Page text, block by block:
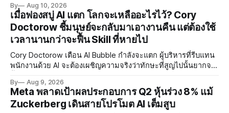
จังหวะการพัฒนา AI ท่ามกลางความกังวลด้าน RSI และ
Misalignment
By Aug 10, 2026
เมื่อฟองสบู่ AI แตก โลกจะเหลืออะไรไว้? Cory
Doctorow ชี้มนุษย์จะกลับมาเอางานคืน แต่ต้องใช้
เวลานานกว่าจะฟื้น Skill ที่หายไป
Cory Doctorow เตือน AI Bubble กำลังจะแตก ผู้บริหารที่รีบแทน
พนักงานด้วย AI จะต้องเผชิญความจริงว่าทักษะที่สูญไปนั้นยากจะ
Source แทน
By Aug 9, 2026
Meta พลาดเป้าผลประกอบการ Q2 หุ้นร่วง 8% แม้
Zuckerberg เดินสายโปรโมต AI เต็มสูบ